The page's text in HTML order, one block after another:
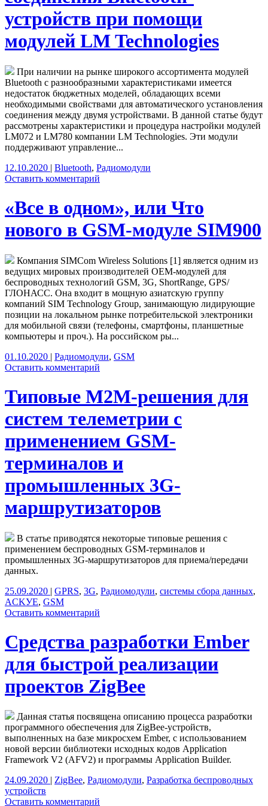
устройств при помощи
модулей LM Technologies
При наличии на рынке широкого ассортимента модулей
Bluetooth с разнообразными характеристиками имеется
недостаток бюджетных моделей, обладающих всеми
необходимыми свойствами для автоматического установления
соединения между двумя устройствами. В данной статье будут
рассмотрены характеристики и процедура настройки модулей
LM072 и LM780 компании LM Technologies. Эти модули
поддерживают управление...
12.10.2020 | Bluetooth, Радиомодули
Оставить комментарий
«Все в одном», или Что
нового в GSM-модуле SIM900
Компания SIMCom Wireless Solutions [1] является одним из
ведущих мировых производителей OEM-модулей для
беспроводных технологий GSM, 3G, ShortRange, GPS/
ГЛОНАСС. Она входит в мощную азиатскую группу
компаний SIM Technology Group, занимающую лидирующие
позиции на локальном рынке потребительской электроники
для мобильной связи (телефоны, смартфоны, планшетные
компьютеры и проч.). На российском ры...
01.10.2020 | Радиомодули, GSM
Оставить комментарий
Типовые М2М-решения для
систем телеметрии c
применением GSM-
терминалов и
промышленных 3G-
маршрутизаторов
В статье приводятся некоторые типовые решения с
применением беспроводных GSM-терминалов и
промышленных 3G-маршрутизаторов для приема/передачи
данных.
25.09.2020 | GPRS, 3G, Радиомодули, системы сбора данных,
ACKУE, GSM
Оставить комментарий
Средства разработки Ember
для быстрой реализации
проектов ZigBee
Данная статья посвящена описанию процесса разработки
программного обеспечения для ZigBee-устройств,
выполненных на базе микросхем Ember, с использованием
новой версии библиотеки исходных кодов Application
Framework V2 (AFV2) и программы Application Builder.
24.09.2020
ZigBee, Радиомодули, Разработка беспроводных
устройств
Оставить комментарий